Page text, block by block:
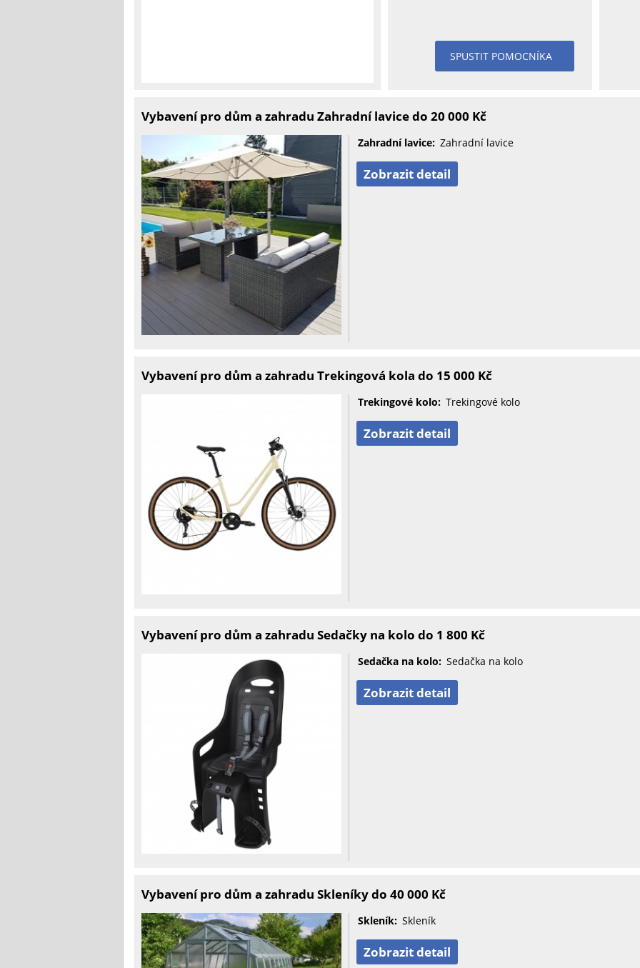
SPUSTIT POMOCNÍKA
Vybavení pro dům a zahradu Zahradní lavice do 20 000 Kč
Zahradní lavice: Zahradní lavice
Zobrazit detail
Vybavení pro dům a zahradu Trekingová kola do 15 000 Kč
Trekingové kolo: Trekingové kolo
Zobrazit detail
Vybavení pro dům a zahradu Sedačky na kolo do 1 800 Kč
Sedačka na kolo: Sedačka na kolo
Zobrazit detail
Vybavení pro dům a zahradu Skleníky do 40 000 Kč
Skleník: Skleník
Zobrazit detail